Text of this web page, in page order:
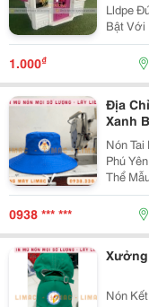
Lldpe
Bật Với
Màu
Sổ
1.000₫
Địa
Xanh
Nón
Phú
Thể Mẫu Nón Tai Bèo Được Thiết Kế Riêng Cho Liên
Đoàn
Sáng ,
0938 *** ***
Nón